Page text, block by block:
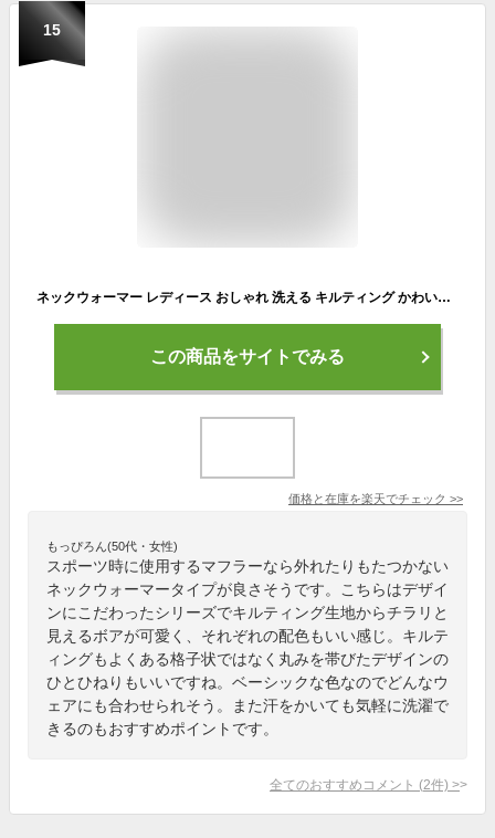
15
ネックウォーマー レディース おしゃれ 洗える キルティング かわいい 撥水加工 リサイクル素材 サスティナブル Weekend ブランド 暖かい あったか リバーシブル 北欧 ボア 裏起毛 スポーツ ふわふわ もこもこ 防寒 春 秋 冬 メール便送料無料
この商品をサイトでみる
価格と在庫を楽天でチェック >>
もっぴろん(50代・女性)
スポーツ時に使用するマフラーなら外れたりもたつかない
ネックウォーマータイプが良さそうです。こちらはデザイ
ンにこだわったシリーズでキルティング生地からチラリと
見えるボアが可愛く、それぞれの配色もいい感じ。キルテ
ィングもよくある格子状ではなく丸みを帯びたデザインの
ひとひねりもいいですね。ベーシックな色なのでどんなウ
ェアにも合わせられそう。また汗をかいても気軽に洗濯で
きるのもおすすめポイントです。
全てのおすすめコメント (2件) >